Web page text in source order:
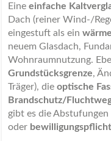
Eine einfache
Dach (reiner Wind-/
eingestuft als ein
neuem Glasdach,
Wohnraumnutzung.
Grundstücksgrenze,
Träger), die optische
Brandschutz/
gibt es die Abstufungen
oder